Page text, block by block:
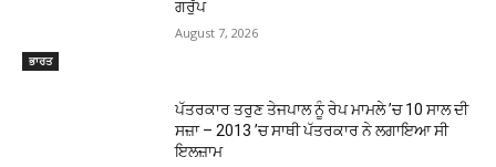
ਭਾਰਤ
ਗਰੁੱਪ
August 7, 2026
ਪੱਤਰਕਾਰ ਤਰੁਣ ਤੇਜਪਾਲ ਨੂੰ ਰੇਪ ਮਾਮਲੇ ’ਚ 10 ਸਾਲ ਦੀ
ਸਜ਼ਾ – 2013 ’ਚ ਸਾਥੀ ਪੱਤਰਕਾਰ ਨੇ ਲਗਾਇਆ ਸੀ
ਇਲਜ਼ਾਮ